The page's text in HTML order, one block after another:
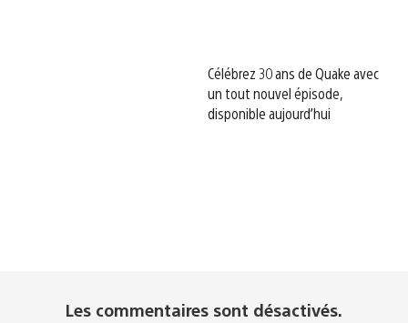
Célébrez 30 ans de Quake avec
un tout nouvel épisode,
disponible aujourd’hui
Les commentaires sont désactivés.